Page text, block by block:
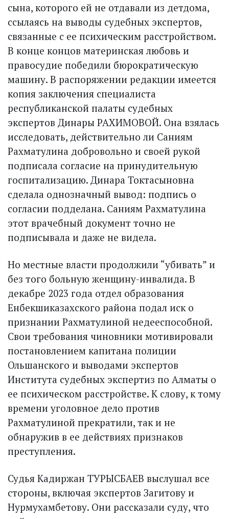
сына, которого ей не отдавали из детдома,
ссылаясь на выводы судебных экспертов,
связанные с ее психическим расстройством.
В конце концов материнская любовь и
правосудие победили бюрократическую
машину. В распоряжении редакции имеется
копия заключения специалиста
республиканской палаты судебных
экспертов Динары РАХИМОВОЙ. Она взялась
исследовать, действительно ли Саниям
Рахматулина добровольно и своей рукой
подписала согласие на принудительную
госпитализацию. Динара Токтасыновна
сделала однозначный вывод: подпись о
согласии подделана. Саниям Рахматулина
этот врачебный документ точно не
подписывала и даже не видела.
Но местные власти продолжили “убивать” и
без того больную женщину-инвалида. В
декабре 2023 года отдел образования
Енбекшиказахского района подал иск о
признании Рахматулиной недееспособной.
Свои требования чиновники мотивировали
постановлением капитана полиции
Ольшанского и выводами экспертов
Института судебных экспертиз по Алматы о
ее психическом расстройстве. К слову, к тому
времени уголовное дело против
Рахматулиной прекратили, так и не
обнаружив в ее действиях признаков
преступления.
Судья Кадиржан ТУРЫС­БАЕВ выслушал все
стороны, включая экспертов Загитову и
Нурмухамбетову. Они рассказали суду, что